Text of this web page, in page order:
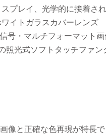
れ反射防止コーティングされた安全ガラスによる卓越した
イトガラスカバーレンズ
マット画像処理、有線・無線による各種制御オ
光式ソフトタッチファンクショ
れたデザインにより、クリーニングと消毒が簡単かつ迅速
像と正確な色再現が特長